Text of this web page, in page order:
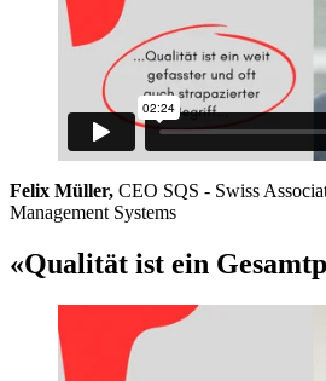
Felix Müller, CEO SQS - Swiss
Management Systems
«Qualität ist ein